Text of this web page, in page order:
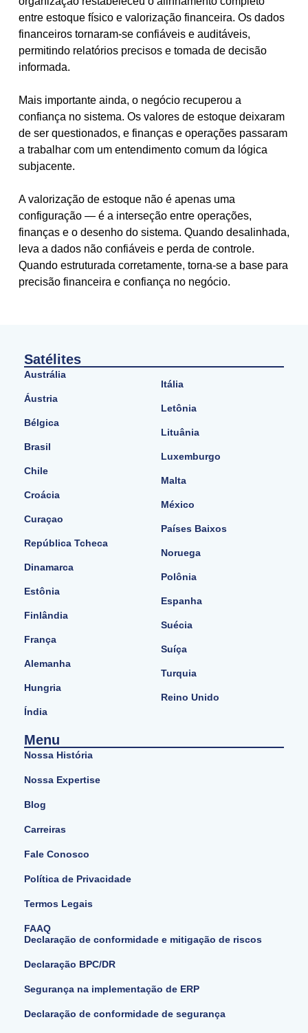
entre estoque físico e valorização financeira. Os dados
financeiros tornaram-se confiáveis e auditáveis,
permitindo relatórios precisos e tomada de decisão
informada.
Mais importante ainda, o negócio recuperou a
confiança no sistema. Os valores de estoque deixaram
de ser questionados, e finanças e operações passaram
a trabalhar com um entendimento comum da lógica
subjacente.
A valorização de estoque não é apenas uma
configuração — é a interseção entre operações,
finanças e o desenho do sistema. Quando desalinhada,
leva a dados não confiáveis e perda de controle.
Quando estruturada corretamente, torna-se a base para
precisão financeira e confiança no negócio.
Satélites
Austrália
Áustria
Bélgica
Brasil
Chile
Croácia
Curaçao
República Tcheca
Dinamarca
Estônia
Finlândia
França
Alemanha
Hungria
Índia
Itália
Letônia
Lituânia
Luxemburgo
Malta
México
Países Baixos
Noruega
Polônia
Espanha
Suécia
Suíça
Turquia
Reino Unido
Menu
Nossa História
Nossa Expertise
Blog
Carreiras
Fale Conosco
Política de Privacidade
Termos Legais
FAAQ
Declaração de conformidade e mitigação de riscos
Declaração BPC/DR
Segurança na implementação de ERP
Declaração de conformidade de segurança